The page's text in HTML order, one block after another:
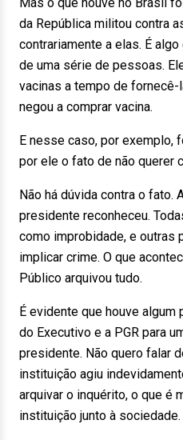
da República militou contra
contrariamente a elas. É
de uma série de pessoas.
vacinas a tempo de fornecê-
negou a comprar vacina.
E nesse caso, por exemplo,
por ele o fato de não querer
Não há dúvida contra o fato.
presidente reconheceu.
como improbidade, e outras
implicar crime. O que
Público arquivou tudo.
É evidente que houve
do Executivo e a PGR para
presidente. Não quero falar
instituição agiu
arquivar o inquérito, o que é
instituição junto à sociedade.